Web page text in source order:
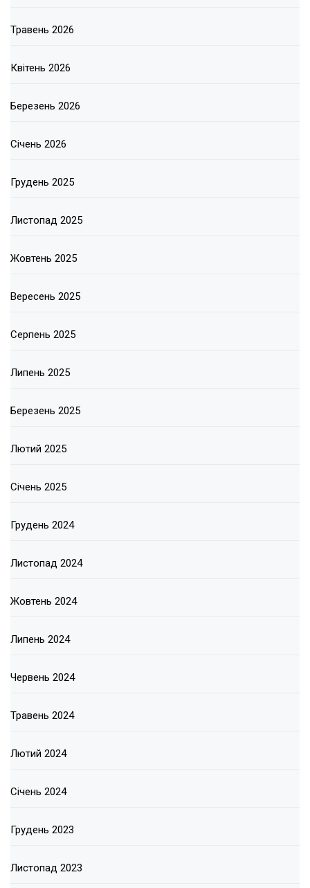
Травень 2026
Квітень 2026
Березень 2026
Січень 2026
Грудень 2025
Листопад 2025
Жовтень 2025
Вересень 2025
Серпень 2025
Липень 2025
Березень 2025
Лютий 2025
Січень 2025
Грудень 2024
Листопад 2024
Жовтень 2024
Липень 2024
Червень 2024
Травень 2024
Лютий 2024
Січень 2024
Грудень 2023
Листопад 2023